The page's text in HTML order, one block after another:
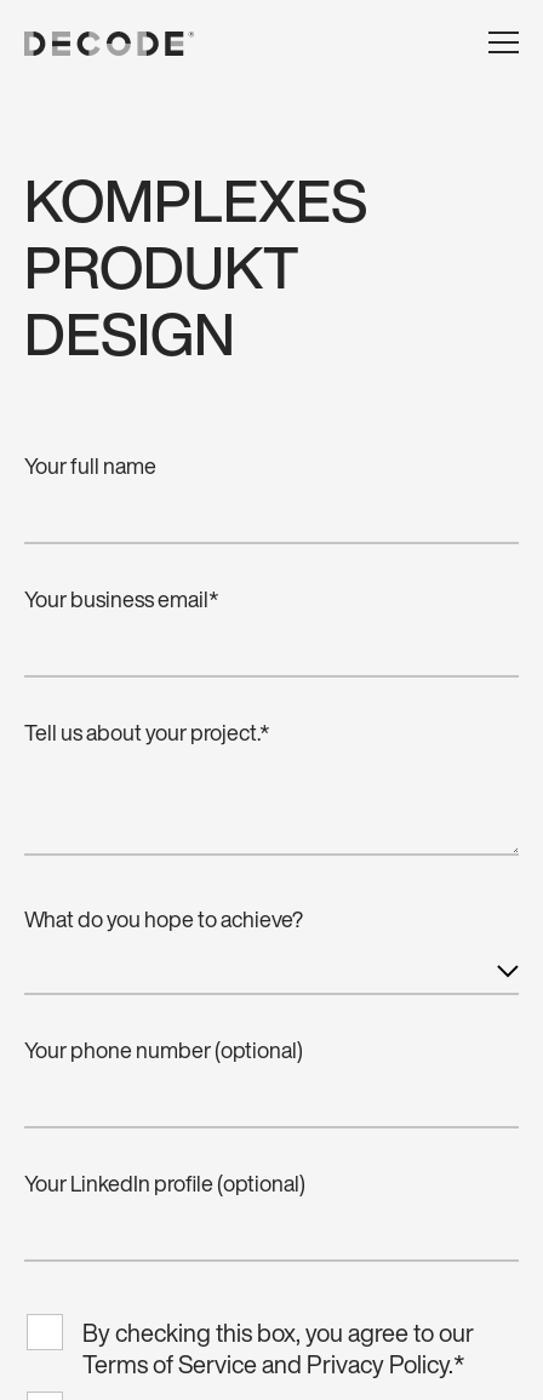
KOMPLEXES
PRODUKT
DESIGN
Your full name
Your business email*
Tell us about your project.*
What do you hope to achieve?
Your phone number (optional)
Your LinkedIn profile (optional)
By checking this box, you agree to our
Terms of Service and Privacy Policy.*